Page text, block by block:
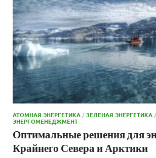
АТОМНАЯ ЭНЕРГЕТИКА/ЗЕЛЕНАЯ ЭНЕРГЕТИКА/
ЭНЕРГОМЕНЕДЖМЕНТ
Оптимальные решения для
Крайнего Севера и Арктики